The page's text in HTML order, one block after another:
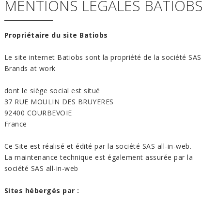
MENTIONS LÉGALES BATIOBS
Propriétaire du site Batiobs
Le site internet Batiobs sont la propriété de la société SAS
Brands at work
dont le siège social est situé
37 RUE MOULIN DES BRUYERES
92400 COURBEVOIE
France
Ce Site est réalisé et édité par la société SAS all-in-web.
La maintenance technique est également assurée par la
société SAS all-in-web
Sites hébergés par :